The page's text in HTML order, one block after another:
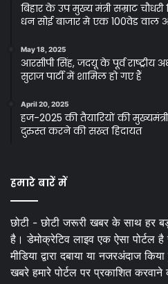
बिहार के उप मुख्य मंत्री सम्राट
धन सोई बाजार मे एक 100वेड वाल
May 18, 2025
आरसीपी सिंह, जदयू के पूर्व राष्ट्रीय
सुराज पार्टी में शामिल हो गए हैं
April 20, 2025
हज-2025 की तैयारियों की
दुरुस्त करने की सख्त हिदायत
हमारे बारें में
छोटी - छोटी जरूरी खबर के साथ हर
है। डेमोक्रेटिव लाइव एक ऐसा पोर्टल
मीडिया द्वारा दबाया या नजरअंदाज
खबरे हमारे पोर्टल पर प्रकाशित